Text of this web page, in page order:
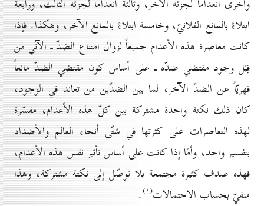
واُخرى انعداماً لجزئه الآخر، وثالثة انعداماً لجزئه الثالث، ورابعة
ابتلاءً بالمانع الفلانيّ، وخامسة ابتلاءً بالمانع الآخر، وهكذا. فإذا
كانت معاصرة هذه الأعدام جميعاً لزوال امتناع الضدّ ـ الآتي من
قِبَل وجود مقتضي ضدّه ـ على أساس كون مقتضي الضدّ مانعاً
قهريّاً عن الضدّ الآخر، لما بين الضدّين من تعاند في الوجود،
كان ذلك نكتة واحدة مشتركة بين كلّ هذه الأعدام، مفسّرة
لهذه التعاصرات على كثرتها في شتّى أنحاء العالم والأضداد
بتفسير واحد، وأمّا إذا كانت على أساس تأثير نفس هذه الأعدام،
فهذه صدف كثيرة مجتمعة بلا توصّل إلى نكتة مشتركة، وهذا
منفيّ بحساب الاحتمالات(۱) .